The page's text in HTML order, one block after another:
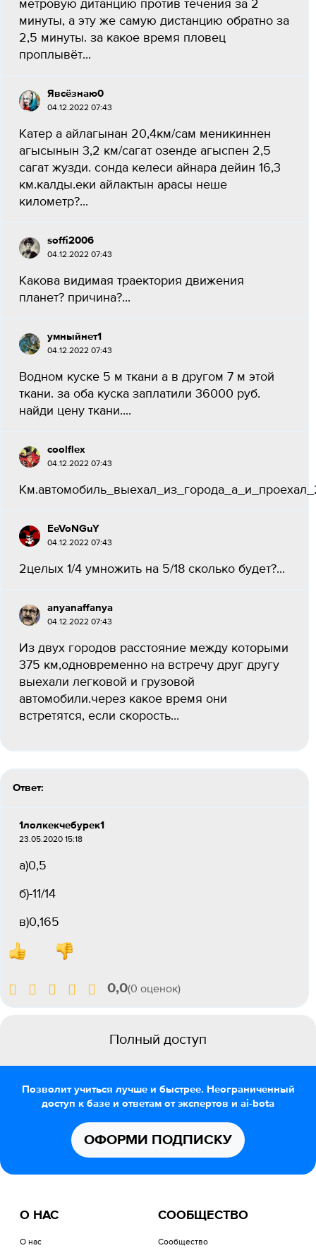
метровую дитанцию против течения за 2
минуты, а эту же самую дистанцию обратно за
2,5 минуты. за какое время пловец
проплывёт...
Явсёзнаю0
04.12.2022 07:43
Катер а айлагынан 20,4км/сам меникиннен
агысынын 3,2 км/сагат озенде агыспен 2,5
сагат жузди. сонда келеси айнара дейин 16,3
км.калды.еки айлактын арасы неше
километр?...
soffi2006
04.12.2022 07:43
Какова видимая траектория движения
планет? причина?...
умныйнет1
04.12.2022 07:43
Водном куске 5 м ткани а в другом 7 м этой
ткани. за оба куска заплатили 36000 руб.
найди цену ткани....
coolflex
04.12.2022 07:43
EeVoNGuY
04.12.2022 07:43
2целых 1/4 умножить на 5/18 сколько будет?...
anyanaffanya
04.12.2022 07:43
Из двух городов расстояние между которыми
375 км,одновременно на встречу друг другу
выехали легковой и грузовой
автомобили.через какое время они
встретятся, если скорость...
Ответ:
1лолкекчебурек1
23.05.2020 15:18
а)0,5
б)-11/14
в)0,165
0,0(0 оценок)
Полный доступ
Позволит учиться лучше и быстрее. Неограниченный
доступ к базе и ответам от экспертов и ai-bota
ОФОРМИ ПОДПИСКУ
О НАС
О нас
СООБЩЕСТВО
Сообщество